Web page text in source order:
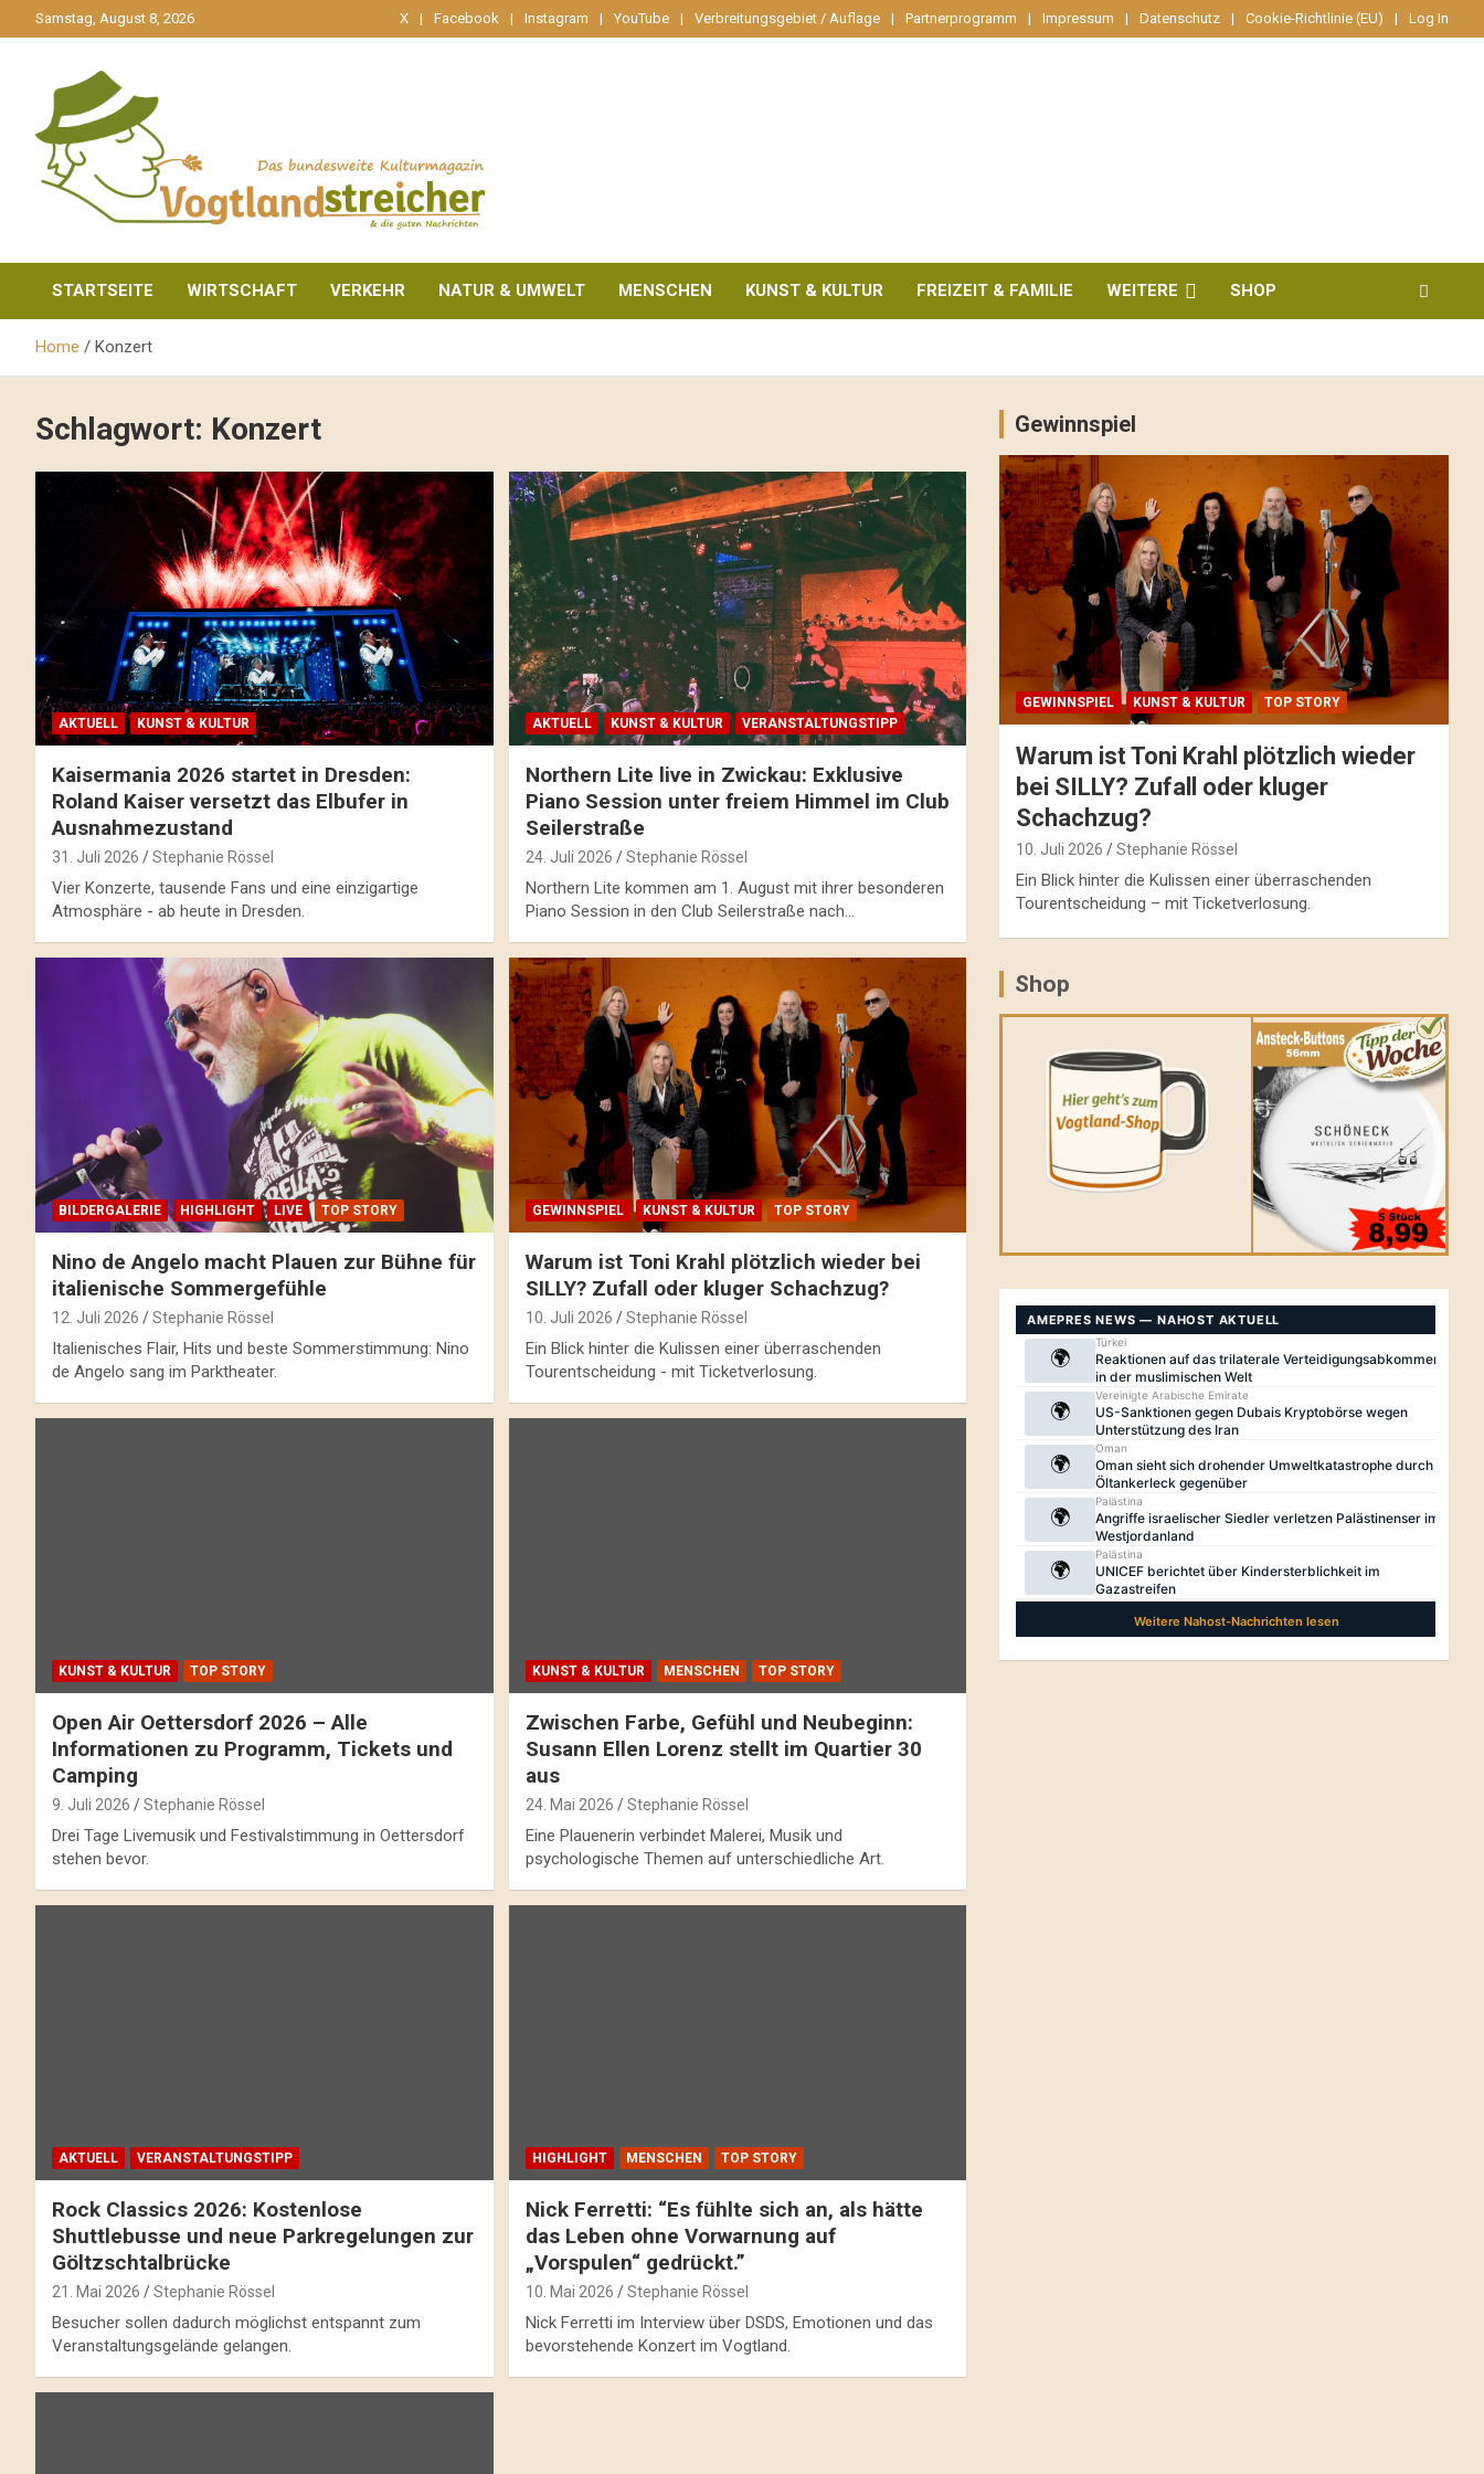
zum
Samstag, August 8, 2026 X Facebook Instagram YouTube Verbreitungsgebiet / Auflage Partnerprogramm Impressum Datenschutz Cookie-Richtlinie (EU) Log In
Vogtlandstreicher
STARTSEITE WIRTSCHAFT VERKEHR NATUR & UMWELT MENSCHEN KUNST & KULTUR FREIZEIT & FAMILIE WEITERE SHOP
Home Konzert
Schlagwort: Konzert
AKTUELL KUNST & KULTUR
Kaisermania 2026 startet in Dresden:
Roland Kaiser versetzt das Elbufer in
Ausnahmezustand
31. Juli 2026 Stephanie Rössel
Vier Konzerte, tausende Fans und eine einzigartige
Atmosphäre - ab heute in Dresden.
AKTUELL KUNST & KULTUR VERANSTALTUNGSTIPP
Northern Lite live in Zwickau: Exklusive
Piano Session unter freiem Himmel im Club
Seilerstraße
24. Juli 2026 Stephanie Rössel
Northern Lite kommen am 1. August mit ihrer besonderen
Piano Session in den Club Seilerstraße nach…
BILDERGALERIE HIGHLIGHT LIVE TOP STORY
Nino de Angelo macht Plauen zur Bühne für
italienische Sommergefühle
12. Juli 2026 Stephanie Rössel
Italienisches Flair, Hits und beste Sommerstimmung: Nino
de Angelo sang im Parktheater.
GEWINNSPIEL KUNST & KULTUR TOP STORY
Warum ist Toni Krahl plötzlich wieder bei
SILLY? Zufall oder kluger Schachzug?
10. Juli 2026 Stephanie Rössel
Ein Blick hinter die Kulissen einer überraschenden
Tourentscheidung - mit Ticketverlosung.
KUNST & KULTUR TOP STORY
Open Air Oettersdorf 2026 – Alle
Informationen zu Programm, Tickets und
Camping
9. Juli 2026 Stephanie Rössel
Drei Tage Livemusik und Festivalstimmung in Oettersdorf
stehen bevor.
KUNST & KULTUR MENSCHEN TOP STORY
Zwischen Farbe, Gefühl und Neubeginn:
Susann Ellen Lorenz stellt im Quartier 30
aus
24. Mai 2026 Stephanie Rössel
Eine Plauenerin verbindet Malerei, Musik und
psychologische Themen auf unterschiedliche Art.
AKTUELL VERANSTALTUNGSTIPP
Rock Classics 2026: Kostenlose
Shuttlebusse und neue Parkregelungen zur
Göltzschtalbrücke
21. Mai 2026 Stephanie Rössel
Besucher sollen dadurch möglichst entspannt zum
Veranstaltungsgelände gelangen.
HIGHLIGHT MENSCHEN TOP STORY
Nick Ferretti: “Es fühlte sich an, als hätte
das Leben ohne Vorwarnung auf
„Vorspulen“ gedrückt.”
10. Mai 2026 Stephanie Rössel
Nick Ferretti im Interview über DSDS, Emotionen und das
bevorstehende Konzert im Vogtland.
Gewinnspiel
GEWINNSPIEL KUNST & KULTUR TOP STORY
Warum ist Toni Krahl plötzlich wieder
bei SILLY? Zufall oder kluger
Schachzug?
10. Juli 2026 Stephanie Rössel
Ein Blick hinter die Kulissen einer überraschenden
Tourentscheidung – mit Ticketverlosung.
Shop